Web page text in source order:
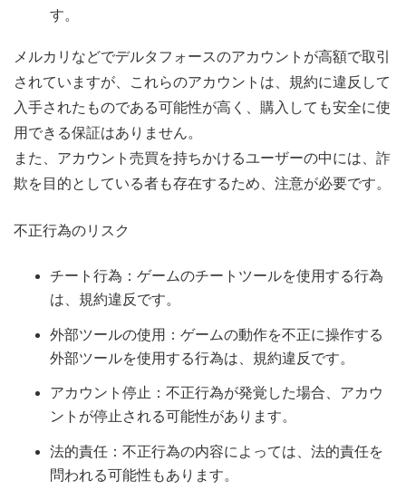
す。
メルカリなどでデルタフォースのアカウントが高額で取引
されていますが、これらのアカウントは、規約に違反して
入手されたものである可能性が高く、購入しても安全に使
用できる保証はありません。
また、アカウント売買を持ちかけるユーザーの中には、詐
欺を目的としている者も存在するため、注意が必要です。
不正行為のリスク
チート行為：ゲームのチートツールを使用する行為
は、規約違反です。
外部ツールの使用：ゲームの動作を不正に操作する
外部ツールを使用する行為は、規約違反です。
アカウント停止：不正行為が発覚した場合、アカウ
ントが停止される可能性があります。
法的責任：不正行為の内容によっては、法的責任を
問われる可能性もあります。